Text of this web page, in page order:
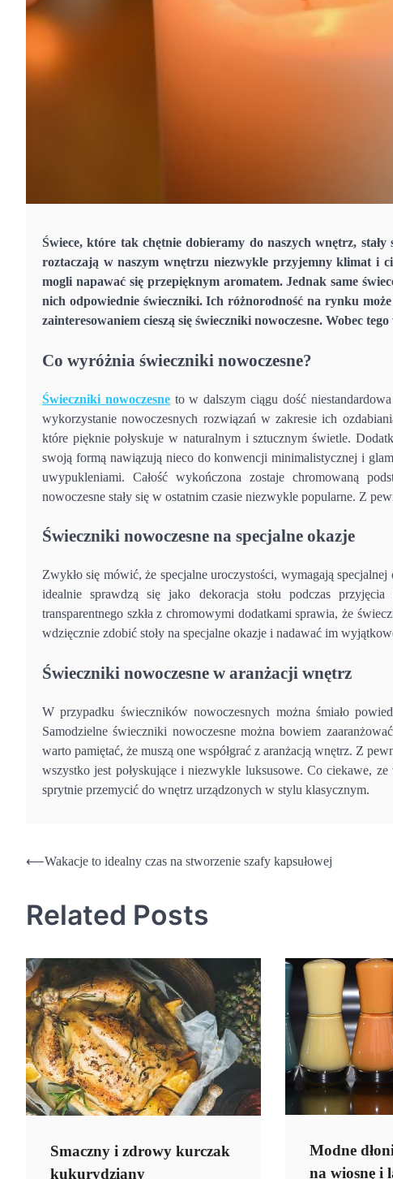
Świece, które tak chętnie dobieramy do naszych wnętrz,
roztaczają w naszym wnętrzu niezwykle przyjemny klimat i
mogli napawać się przepięknym aromatem. Jednak same
nich odpowiednie świeczniki. Ich różnorodność na rynku
zainteresowaniem cieszą się świeczniki nowoczesne. Wobec
Co wyróżnia świeczniki nowoczesne?
Świeczniki nowoczesneto w dalszym ciągu dość
wykorzystanie nowoczesnych rozwiązań w zakresie ich
które pięknie połyskuje w naturalnym i sztucznym świetle.
swoją formą nawiązują nieco do konwencji minimalistycznej i
uwypukleniami. Całość wykończona zostaje chromowaną
nowoczesne stały się w ostatnim czasie niezwykle popularne. Z
Świeczniki nowoczesne na specjalne okazje
Zwykło się mówić, że specjalne uroczystości, wymagają
idealnie sprawdzą się jako dekoracja stołu podczas
transparentnego szkła z chromowymi dodatkami sprawia, że
wdzięcznie zdobić stoły na specjalne okazje i nadawać im
Świeczniki nowoczesne w aranżacji wnętrz
W przypadku świeczników nowoczesnych można śmiało
Samodzielne świeczniki nowoczesne można bowiem
warto pamiętać, że muszą one współgrać z aranżacją wnętrz. Z
wszystko jest połyskujące i niezwykle luksusowe. Co ciekawe,
sprytnie przemycić do wnętrz urządzonych w stylu klasycznym.
Nawigacja
⟵Wakacje to idealny czas na stworzenie szafy kapsułowej
Related Posts
Smaczny i zdrowy kurczak
kukurydziany
Modne
na wiosnę i